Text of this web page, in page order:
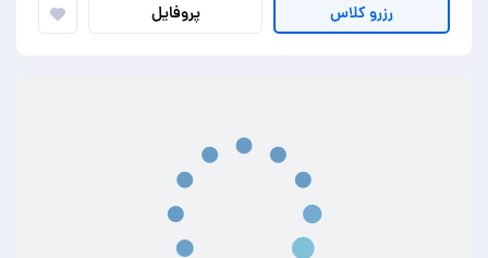
رزرو کلاس پروفایل